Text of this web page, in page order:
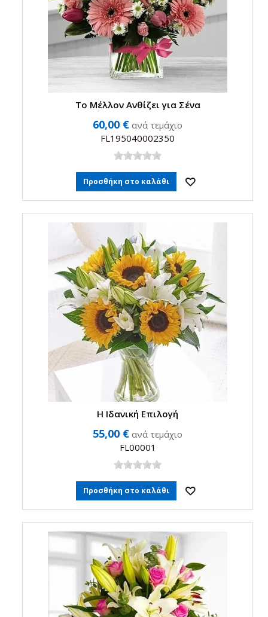
Το Μέλλον Ανθίζει για Σένα
60,00 € ανά τεμάχιο
FL195040002350
Προσθήκη στο καλάθι
Η Ιδανική Επιλογή
55,00 € ανά τεμάχιο
FL00001
Προσθήκη στο καλάθι